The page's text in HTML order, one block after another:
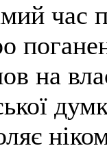
час
на